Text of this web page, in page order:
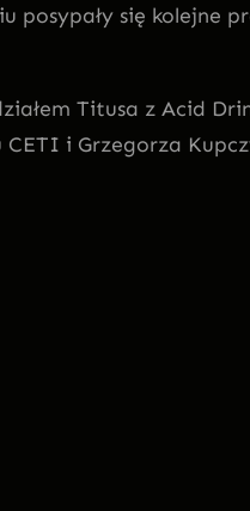
posypały się kolejne
Titusa z Acid
i Grzegorza